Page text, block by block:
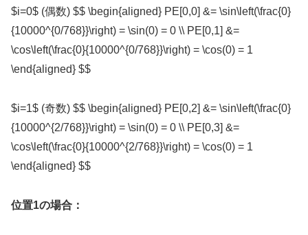
$i=0$ (偶数) $$ \begin{aligned} PE[0,0] &= \sin\left(\frac{0}
{10000^{0/768}}\right) = \sin(0) = 0 \\ PE[0,1] &=
\cos\left(\frac{0}{10000^{0/768}}\right) = \cos(0) = 1
\end{aligned} $$
$i=1$ (奇数) $$ \begin{aligned} PE[0,2] &= \sin\left(\frac{0}
{10000^{2/768}}\right) = \sin(0) = 0 \\ PE[0,3] &=
\cos\left(\frac{0}{10000^{2/768}}\right) = \cos(0) = 1
\end{aligned} $$
位置1の場合：